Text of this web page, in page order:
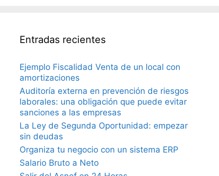
Entradas recientes
Ejemplo Fiscalidad Venta de un local con
amortizaciones
Auditoría externa en prevención de riesgos
laborales: una obligación que puede evitar
sanciones a las empresas
La Ley de Segunda Oportunidad: empezar
sin deudas
Organiza tu negocio con un sistema ERP
Salario Bruto a Neto